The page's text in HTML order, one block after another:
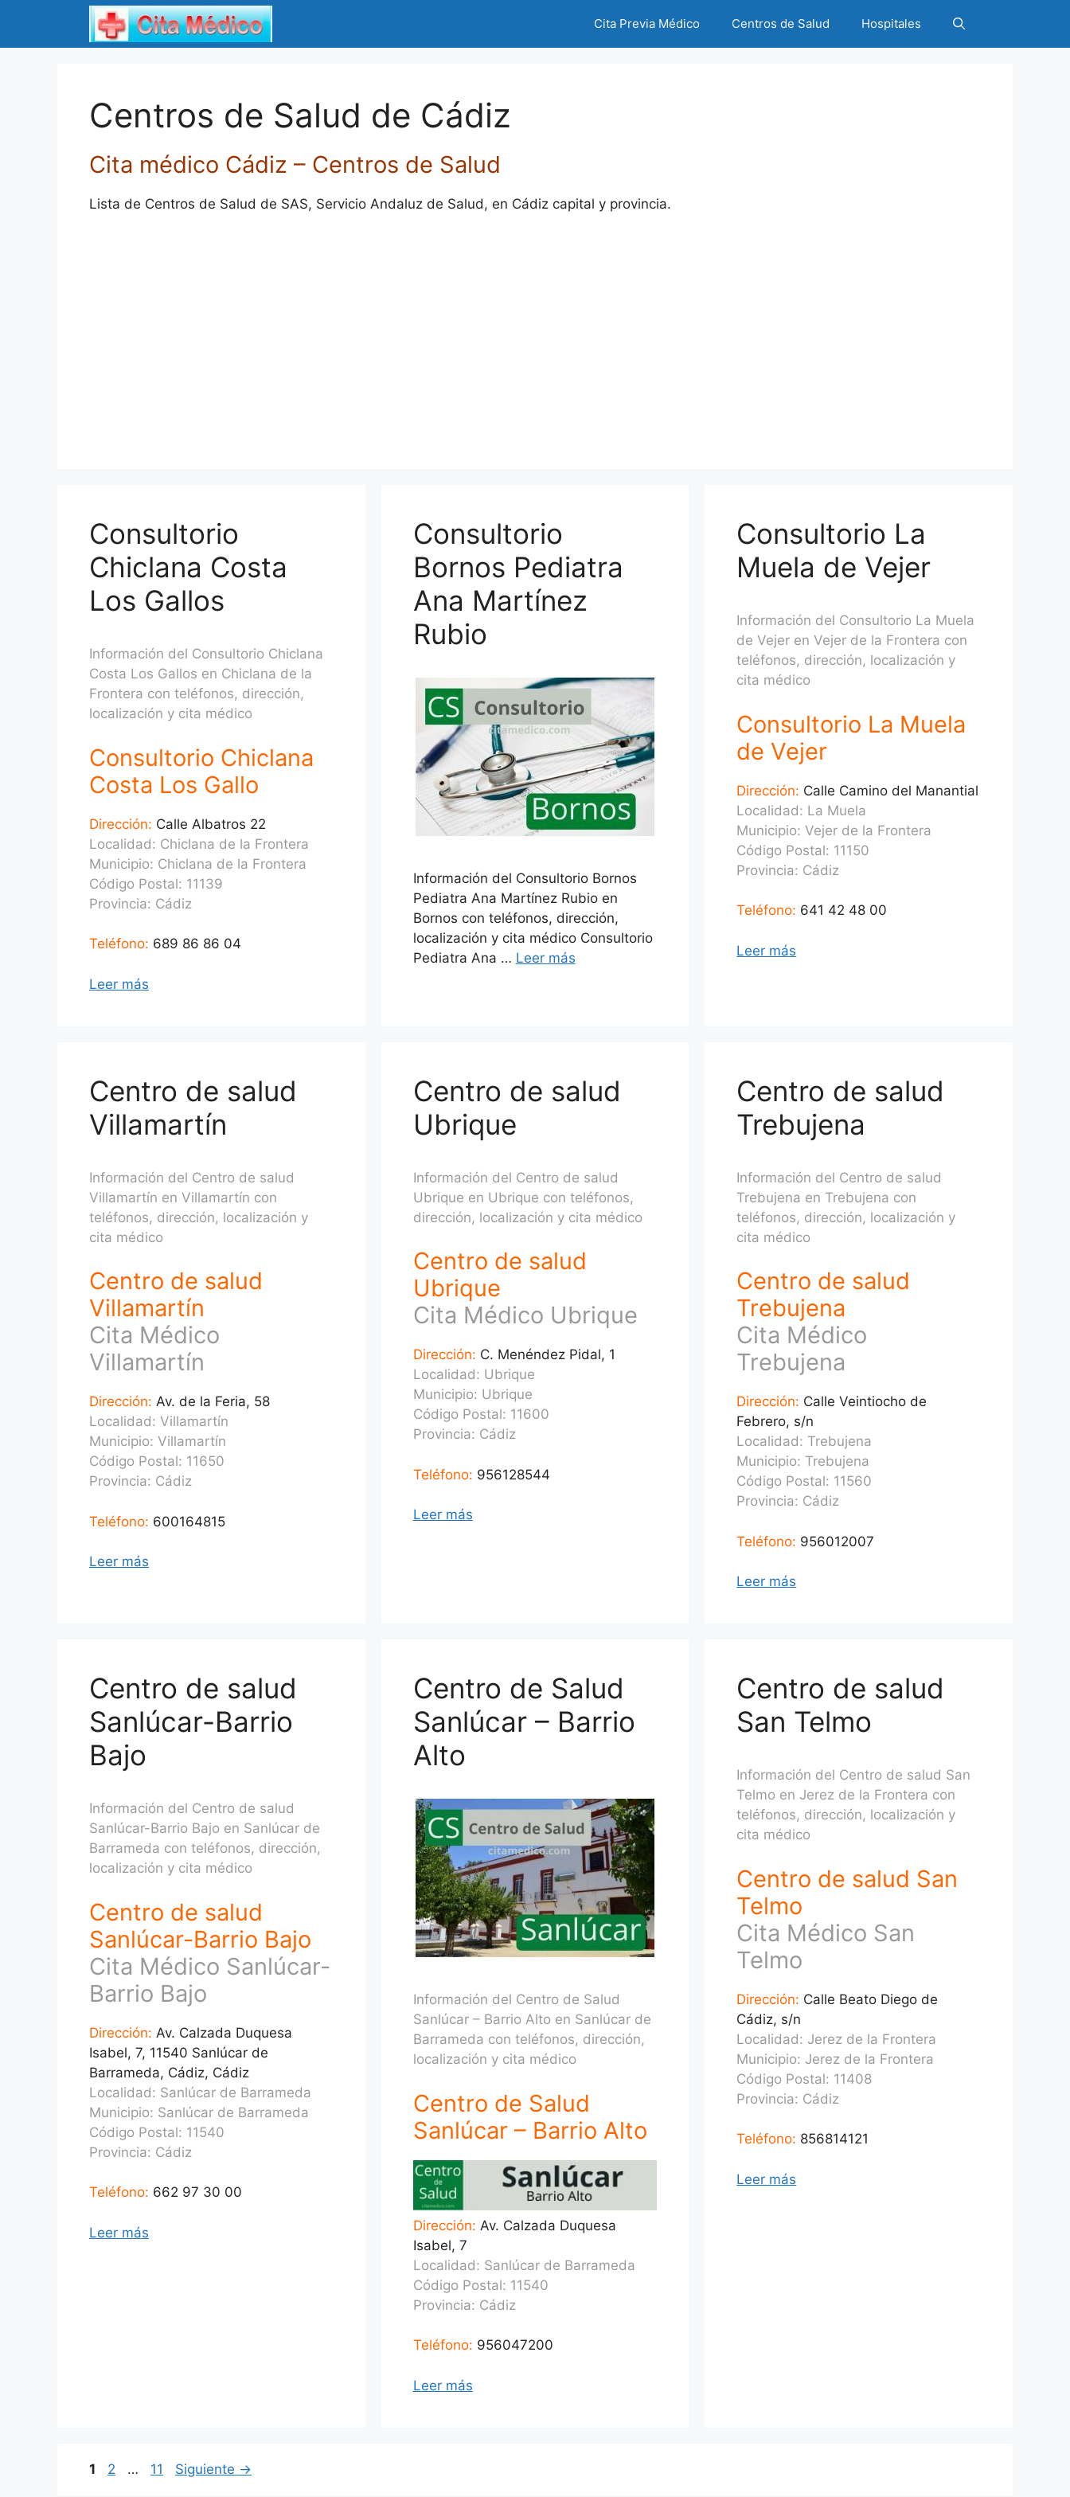
contenido
Cita Previa Médico Centros de Salud Hospitales
Centros de Salud de Cádiz
Cita médico Cádiz – Centros de Salud
Lista de Centros de Salud de SAS, Servicio Andaluz de Salud, en Cádiz capital y provincia.
Consultorio
Chiclana Costa
Los Gallos
Información del Consultorio Chiclana
Costa Los Gallos en Chiclana de la
Frontera con teléfonos, dirección,
localización y cita médico
Consultorio Chiclana
Costa Los Gallo
Dirección: Calle Albatros 22
Localidad: Chiclana de la Frontera
Municipio: Chiclana de la Frontera
Código Postal: 11139
Provincia: Cádiz
Teléfono: 689 86 86 04
Leer más
Consultorio
Bornos Pediatra
Ana Martínez
Rubio
Información del Consultorio Bornos
Pediatra Ana Martínez Rubio en
Bornos con teléfonos, dirección,
localización y cita médico Consultorio
Pediatra Ana … Leer más
Consultorio La
Muela de Vejer
Información del Consultorio La Muela
de Vejer en Vejer de la Frontera con
teléfonos, dirección, localización y
cita médico
Consultorio La Muela
de Vejer
Dirección: Calle Camino del Manantial
Localidad: La Muela
Municipio: Vejer de la Frontera
Código Postal: 11150
Provincia: Cádiz
Teléfono: 641 42 48 00
Leer más
Centro de salud
Villamartín
Información del Centro de salud
Villamartín en Villamartín con
teléfonos, dirección, localización y
cita médico
Centro de salud
Villamartín
Cita Médico
Villamartín
Dirección: Av. de la Feria, 58
Localidad: Villamartín
Municipio: Villamartín
Código Postal: 11650
Provincia: Cádiz
Teléfono: 600164815
Leer más
Centro de salud
Ubrique
Información del Centro de salud
Ubrique en Ubrique con teléfonos,
dirección, localización y cita médico
Centro de salud
Ubrique
Cita Médico Ubrique
Dirección: C. Menéndez Pidal, 1
Localidad: Ubrique
Municipio: Ubrique
Código Postal: 11600
Provincia: Cádiz
Teléfono: 956128544
Leer más
Centro de salud
Trebujena
Información del Centro de salud
Trebujena en Trebujena con
teléfonos, dirección, localización y
cita médico
Centro de salud
Trebujena
Cita Médico
Trebujena
Dirección: Calle Veintiocho de
Febrero, s/n
Localidad: Trebujena
Municipio: Trebujena
Código Postal: 11560
Provincia: Cádiz
Teléfono: 956012007
Leer más
Centro de salud
Sanlúcar-Barrio
Bajo
Información del Centro de salud
Sanlúcar-Barrio Bajo en Sanlúcar de
Barrameda con teléfonos, dirección,
localización y cita médico
Centro de salud
Sanlúcar-Barrio Bajo
Cita Médico Sanlúcar-
Barrio Bajo
Dirección: Av. Calzada Duquesa
Isabel, 7, 11540 Sanlúcar de
Barrameda, Cádiz, Cádiz
Localidad: Sanlúcar de Barrameda
Municipio: Sanlúcar de Barrameda
Código Postal: 11540
Provincia: Cádiz
Teléfono: 662 97 30 00
Leer más
Centro de Salud
Sanlúcar – Barrio
Alto
Información del Centro de Salud
Sanlúcar – Barrio Alto en Sanlúcar de
Barrameda con teléfonos, dirección,
localización y cita médico
Centro de Salud
Sanlúcar – Barrio Alto
Dirección: Av. Calzada Duquesa
Isabel, 7
Localidad: Sanlúcar de Barrameda
Código Postal: 11540
Provincia: Cádiz
Teléfono: 956047200
Leer más
Centro de salud
San Telmo
Información del Centro de salud San
Telmo en Jerez de la Frontera con
teléfonos, dirección, localización y
cita médico
Centro de salud San
Telmo
Cita Médico San
Telmo
Dirección: Calle Beato Diego de
Cádiz, s/n
Localidad: Jerez de la Frontera
Municipio: Jerez de la Frontera
Código Postal: 11408
Provincia: Cádiz
Teléfono: 856814121
Leer más
Página
1 Página
2 … Página
11 Siguiente →